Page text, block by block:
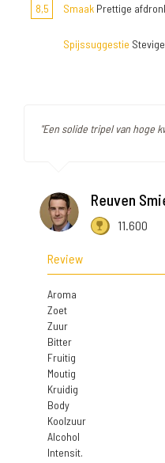
8,5 Smaak Prettige
Spijssuggestie
"Een solide tripel van hoge
Reuven
11.600
Review
Aroma
Zoet
Zuur
Bitter
Fruitig
Moutig
Kruidig
Body
Koolzuur
Alcohol
Intensit.